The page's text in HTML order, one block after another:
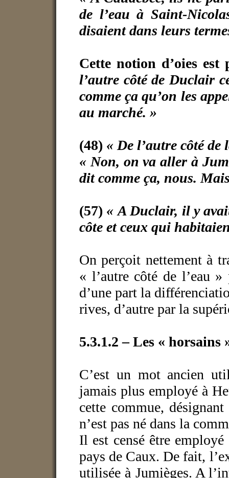
de l’eau à Saint-
disaient dans leurs
Cette notion d’oies
l’autre côté de Duclair
comme ça qu’on les
au marché. »
(48) « De l’autre côté de
« Non, on va aller à
dit comme ça, nous.
(57) « A Duclair, il y
côte et ceux qui
On perçoit nettement à
« l’autre côté de l’eau
d’une part la
rives, d’autre par la
5.3.1.2 – Les « horsains
C’est un mot ancien
jamais plus employé à
cette commue,
n’est pas né dans la
Il est censé être
pays de Caux. De fait,
utilisée à Jumièges. A